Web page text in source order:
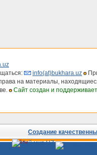
info(at)bukhara.uz
на материалы,
Сайт создан и
Создание
Сайты
Узбекистана